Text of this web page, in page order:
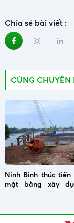
Chia sẻ bài viết :
CÙNG CHUYÊN
Ninh Bình thúc
mặt bằng xây